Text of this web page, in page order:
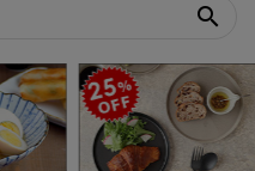
search